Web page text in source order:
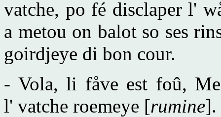
vatche, po fé disclaper l'
a metou on balot so ses
goirdjeye di bon cour.
- Vola, li fåve est foû,
l' vatche roemeye [rumine].